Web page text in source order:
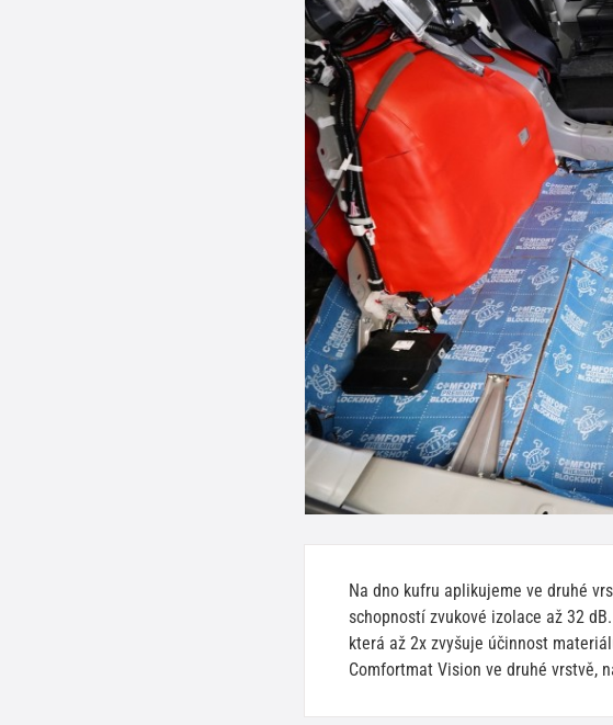
Na dno kufru aplikujeme ve druhé
schopností zvukové izolace až 32
která až 2x zvyšuje účinnost
Comfortmat Vision ve druhé vrstvě,